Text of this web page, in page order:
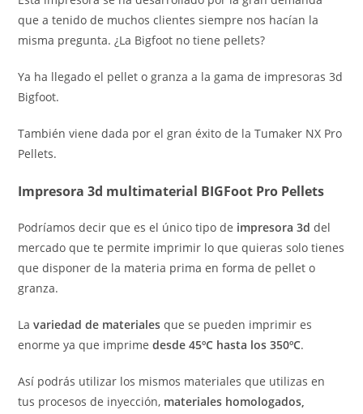
que a tenido de muchos clientes siempre nos hacían la
misma pregunta. ¿La Bigfoot no tiene pellets?
Ya ha llegado el pellet o granza a la gama de impresoras 3d
Bigfoot.
También viene dada por el gran éxito de la Tumaker NX Pro
Pellets.
Impresora 3d multimaterial BIGFoot Pro Pellets
Podríamos decir que es el único tipo de impresora 3d del
mercado que te permite imprimir lo que quieras solo tienes
que disponer de la materia prima en forma de pellet o
granza.
Lavariedad de materiales que se pueden imprimir es
enorme ya que imprimedesde 45ºC hasta los 350ºC.
Así podrás utilizar los mismos materiales que utilizas en
tus procesos de inyección, materiales homologados,